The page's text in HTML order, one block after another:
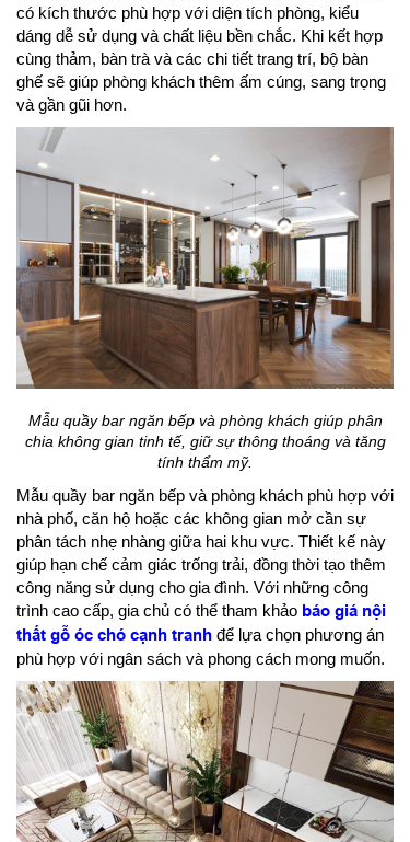
có kích thước phù hợp với diện tích phòng, kiểu
dáng dễ sử dụng và chất liệu bền chắc. Khi kết hợp
cùng thảm, bàn trà và các chi tiết trang trí, bộ bàn
ghế sẽ giúp phòng khách thêm ấm cúng, sang trọng
và gần gũi hơn.
Mẫu quầy bar ngăn bếp và phòng khách giúp phân
chia không gian tinh tế, giữ sự thông thoáng và tăng
tính thẩm mỹ.
Mẫu quầy bar ngăn bếp và phòng khách phù hợp với
nhà phố, căn hộ hoặc các không gian mở cần sự
phân tách nhẹ nhàng giữa hai khu vực. Thiết kế này
giúp hạn chế cảm giác trống trải, đồng thời tạo thêm
công năng sử dụng cho gia đình. Với những công
trình cao cấp, gia chủ có thể tham khảo báo giá nội
thất gỗ óc chó cạnh tranh để lựa chọn phương án
phù hợp với ngân sách và phong cách mong muốn.